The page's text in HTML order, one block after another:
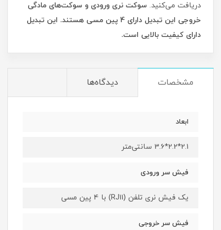
دریافت می‌کنید. سوکت نری ورودی و سوکت‌های مادگی
خروجی این تبدیل دارای 4 پین مسی هستند. این تبدیل
دارای کیفیت بالایی است.
مشخصات دیدگاه‌ها
ابعاد
2.1*2.2*3.6 سانتی‌‎متر
فیش سر ورودی
یک فیش نری تلفن (RJ11) با 4 پین مسی
فیش سر خروجی